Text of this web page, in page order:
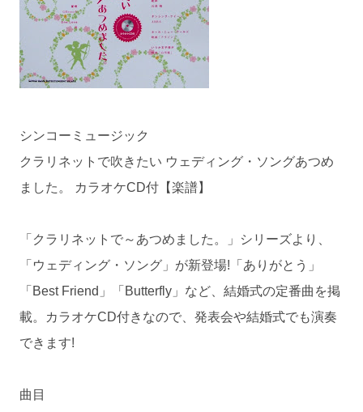
シンコーミュージック
クラリネットで吹きたい ウェディング・ソングあつめ
ました。 カラオケCD付【楽譜】
「クラリネットで～あつめました。」シリーズより、
「ウェディング・ソング」が新登場!「ありがとう」
「Best Friend」「Butterfly」など、結婚式の定番曲を掲
載。カラオケCD付きなので、発表会や結婚式でも演奏
できます!
曲目